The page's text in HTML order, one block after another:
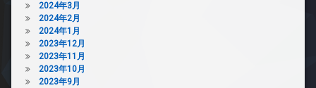
2024年3月
2024年2月
2024年1月
2023年12月
2023年11月
2023年10月
2023年9月